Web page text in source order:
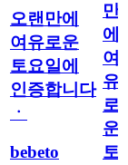
오랜만에
여유로운
토요일에
인증합니다
ㆍ
bebeto
만
에
여
유
로
운
토